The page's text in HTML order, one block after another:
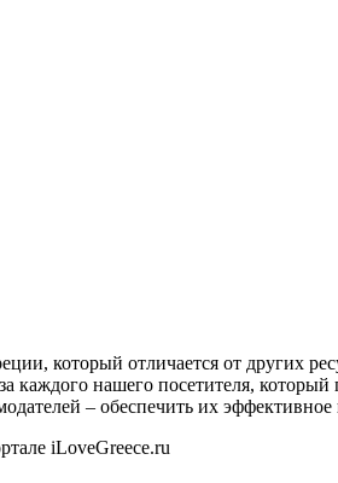
который отличается от других
каждого нашего посетителя,
– обеспечить их эффективное
iLoveGreece.ru